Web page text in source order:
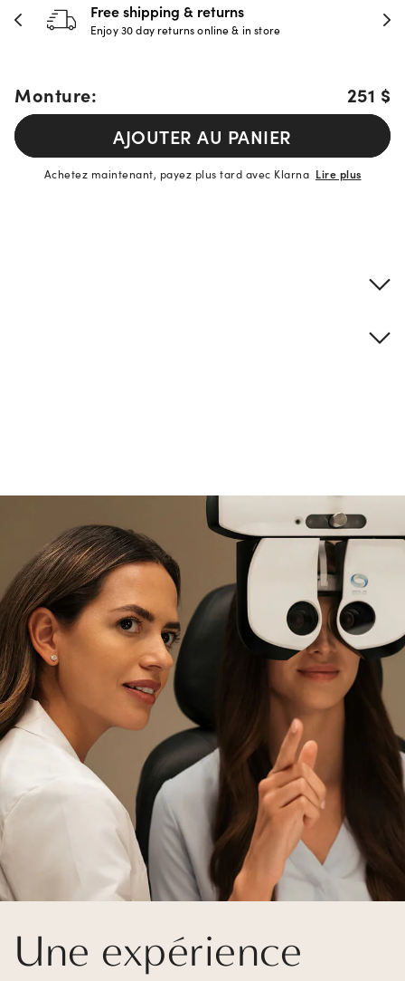
Free shipping & returns
Enjoy 30 day returns online & in store
Monture:
251 $
AJOUTER AU PANIER
Achetez maintenant, payez plus tard avec Klarna Lire plus
Une expérience